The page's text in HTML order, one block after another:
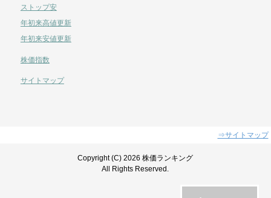
ストップ安
年初来高値更新
年初来安値更新
株価指数
サイトマップ
⇒サイトマップ
Copyright (C) 2026 株価ランキング
All Rights Reserved.